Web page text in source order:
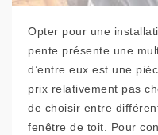
Opter pour une
pente présente une
d’entre eux est une
prix relativement pas
de choisir entre
fenêtre de toit. Pour